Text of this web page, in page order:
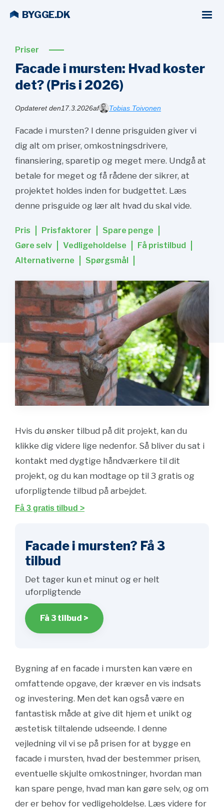
BYGGE.DK
Priser
Facade i mursten: Hvad koster
det? (Pris i 2026)
Opdateret den17.3.2026af Tobias Toivonen
Facade i mursten? I denne prisguiden giver vi
dig alt om priser, omkostningsdrivere,
finansiering, sparetip og meget mere. Undgå at
betale for meget og få rådene der sikrer, at
projektet holdes inden for budgettet. Læs
denne prisguide og lær alt hvad du skal vide.
Pris Prisfaktorer
Spare penge
Gøre selv
Vedligeholdelse
Få pristilbud
Alternativerne
Spørgsmål
Hvis du ønsker tilbud på dit projekt, kan du
klikke dig videre lige nedenfor. Så bliver du sat i
kontakt med dygtige håndværkere til dit
projekt, og du kan modtage op til 3 gratis og
uforpligtende tilbud på arbejdet.
Få 3 gratis tilbud >
Facade i mursten? Få 3
tilbud
Det tager kun et minut og er helt
uforpligtende
Få 3 tilbud >
Bygning af en facade i mursten kan være en
omfattende opgave, der kræver en vis indsats
og investering. Men det kan også være en
fantastisk måde at give dit hjem et unikt og
æstetisk tiltalende udseende. I denne
vejledning vil vi se på prisen for at bygge en
facade i mursten, hvad der bestemmer prisen,
eventuelle skjulte omkostninger, hvordan man
kan spare penge, hvad man kan gøre selv, og om
der er behov for vedligeholdelse. Læs videre for